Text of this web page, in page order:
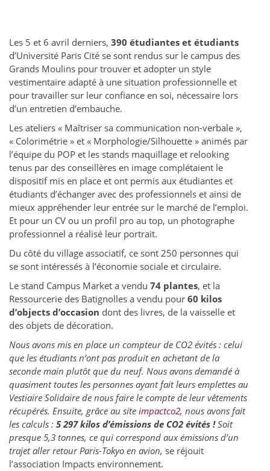
Les 5 et 6 avril derniers, 390 étudiantes et étudiants
d’Université Paris Cité se sont rendus sur le campus des
Grands Moulins pour trouver et adopter un style
vestimentaire adapté à une situation professionnelle et
pour travailler sur leur confiance en soi, nécessaire lors
d’un entretien d’embauche.
Les ateliers « Maîtriser sa communication non-verbale »,
« Colorimétrie » et « Morphologie/Silhouette » animés par
l’équipe du POP et les stands maquillage et relooking
tenus par des conseillères en image complétaient le
dispositif mis en place et ont permis aux étudiantes et
étudiants d’échanger avec des professionnels et ainsi de
mieux appréhender leur entrée sur le marché de l’emploi.
Et pour un CV ou un profil pro au top, un photographe
professionnel a réalisé leur portrait.
Du côté du village associatif, ce sont 250 personnes qui
se sont intéressés à l’économie sociale et circulaire.
Le stand Campus Market a vendu 74 plantes, et la
Ressourcerie des Batignolles a vendu pour 60 kilos
d’objects d’occasion dont des livres, de la vaisselle et
des objets de décoration.
Nous avons mis en place un compteur de CO2 évités : celui
que les étudiants n’ont pas produit en achetant de la
seconde main plutôt que du neuf. Nous avons demandé à
quasiment toutes les personnes ayant fait leurs emplettes au
Vestiaire Solidaire de nous faire le compte de leur vêtements
récupérés. Ensuite, grâce au site impactco2, nous avons fait
les calculs : 5 297 kilos d’émissions de CO2 évités !Soit
presque 5,3 tonnes, ce qui correspond aux émissions d’un
trajet aller retour Paris-Tokyo en avion, se réjouit
l’association Impacts environnement.